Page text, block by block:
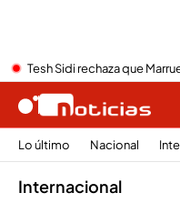
Tesh Sidi rechaza que
Lo último Nacional
Internacional